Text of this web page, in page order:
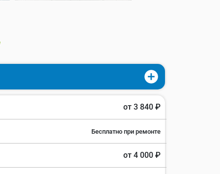
от 3 840 ₽
Бесплатно при ремонте
от 4 000 ₽